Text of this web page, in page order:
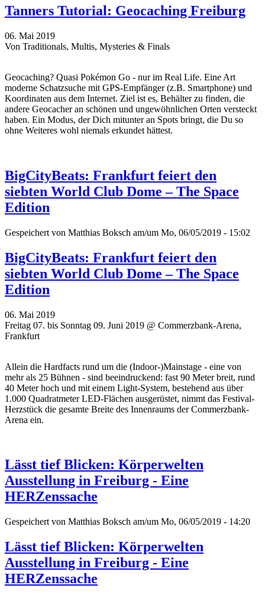
Tanners Tutorial: Geocaching Freiburg
06. Mai 2019
Von Traditionals, Multis, Mysteries & Finals
Geocaching? Quasi Pokémon Go - nur im Real Life. Eine Art
moderne Schatzsuche mit GPS-Empfänger (z.B. Smartphone) und
Koordinaten aus dem Internet. Ziel ist es, Behälter zu finden, die
andere Geocacher an schönen und ungewöhnlichen Orten versteckt
haben. Ein Modus, der Dich mitunter an Spots bringt, die Du so
ohne Weiteres wohl niemals erkundet hättest.
BigCityBeats: Frankfurt feiert den
siebten World Club Dome – The Space
Edition
Gespeichert von Matthias Boksch am/um Mo, 06/05/2019 - 15:02
BigCityBeats: Frankfurt feiert den
siebten World Club Dome – The Space
Edition
06. Mai 2019
Freitag 07. bis Sonntag 09. Juni 2019 @ Commerzbank-Arena,
Frankfurt
Allein die Hardfacts rund um die (Indoor-)Mainstage - eine von
mehr als 25 Bühnen - sind beeindruckend: fast 90 Meter breit, rund
40 Meter hoch und mit einem Light-System, bestehend aus über
1.000 Quadratmeter LED-Flächen ausgerüstet, nimmt das Festival-
Herzstück die gesamte Breite des Innenraums der Commerzbank-
Arena ein.
Lässt tief Blicken: Körperwelten
Ausstellung in Freiburg - Eine
HERZenssache
Gespeichert von Matthias Boksch am/um Mo, 06/05/2019 - 14:20
Lässt tief Blicken: Körperwelten
Ausstellung in Freiburg - Eine
HERZenssache